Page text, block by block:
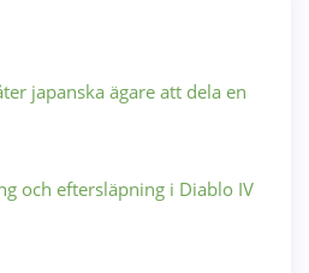
japanska ägare att dela en
och eftersläpning i Diablo IV